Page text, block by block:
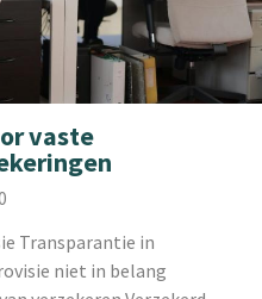
vaste
Transparantie in
niet in belang